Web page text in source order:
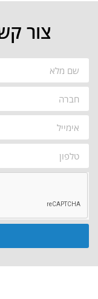
צור